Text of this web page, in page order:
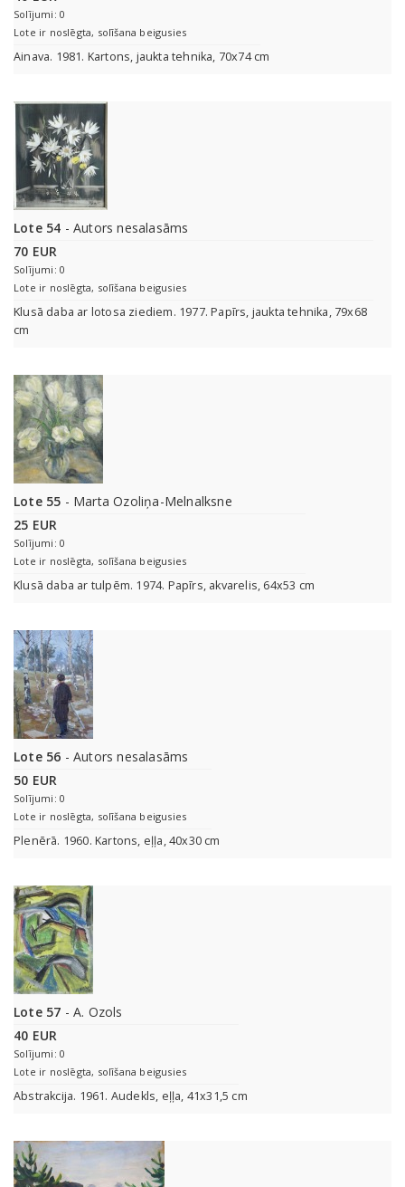
Solījumi: 0
Lote ir noslēgta, solīšana beigusies
Ainava. 1981. Kartons, jaukta tehnika, 70x74 cm
Lote 54 - Autors nesalasāms
70 EUR
Solījumi: 0
Lote ir noslēgta, solīšana beigusies
Klusā daba ar lotosa ziediem. 1977. Papīrs, jaukta tehnika, 79x68
cm
Lote 55 - Marta Ozoliņa-Melnalksne
25 EUR
Solījumi: 0
Lote ir noslēgta, solīšana beigusies
Klusā daba ar tulpēm. 1974. Papīrs, akvarelis, 64x53 cm
Lote 56 - Autors nesalasāms
50 EUR
Solījumi: 0
Lote ir noslēgta, solīšana beigusies
Plenērā. 1960. Kartons, eļļa, 40x30 cm
Lote 57 - A. Ozols
40 EUR
Solījumi: 0
Lote ir noslēgta, solīšana beigusies
Abstrakcija. 1961. Audekls, eļļa, 41x31,5 cm